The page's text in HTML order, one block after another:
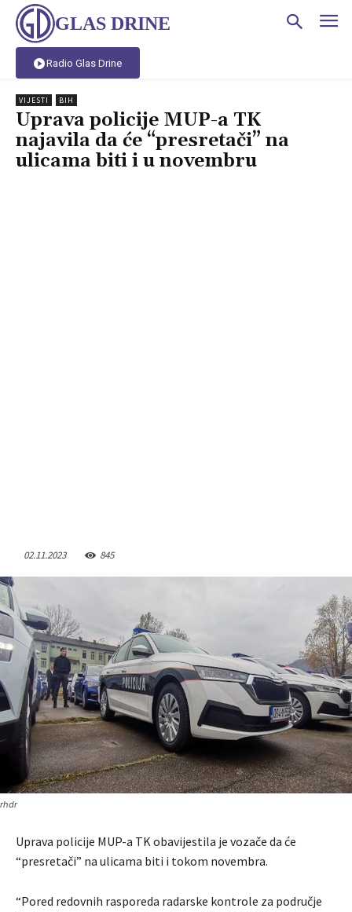
GLAS DRINE
Radio Glas Drine
VIJESTI BIH
Uprava policije MUP-a TK
najavila da će “presretači” na
ulicama biti i u novembru
02.11.2023 845
rhdr
Uprava policije MUP-a TK obavijestila je vozače da će
“presretači” na ulicama biti i tokom novembra.
“Pored redovnih rasporeda radarske kontrole za područje